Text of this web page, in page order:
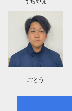
うちやま
ごとう